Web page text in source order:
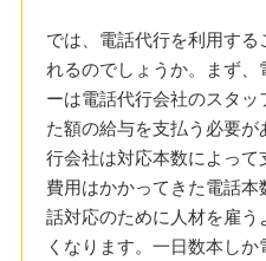
では、電話代行を利用す
れるのでしょうか。まず
ーは電話代行会社のスタ
た額の給与を支払う必要
行会社は対応本数によって
費用はかかってきた電話
話対応のために人材を雇
くなります。一日数本し